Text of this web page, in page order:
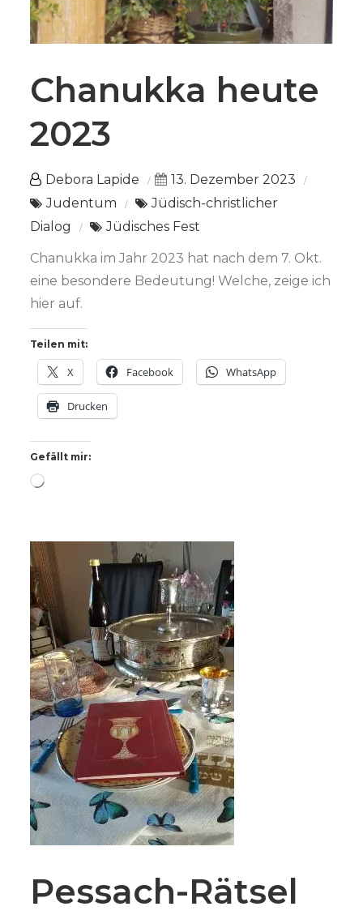
Chanukka heute
2023
Debora Lapide
13. Dezember 2023
Judentum
Jüdisch-christlicher
Dialog
Jüdisches Fest
Chanukka im Jahr 2023 hat nach dem 7. Okt.
eine besondere Bedeutung! Welche, zeige ich
hier auf.
Teilen mit:
X Facebook WhatsApp
Drucken
Gefällt mir:
Wird
Pessach-Rätsel